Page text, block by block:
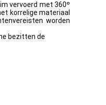
vervoerd met 360º
korrelige materiaal
worden
bezitten de